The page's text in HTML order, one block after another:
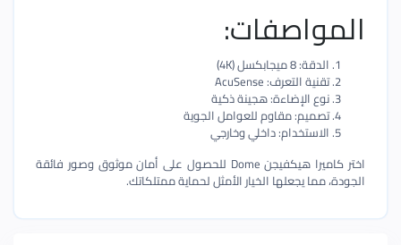
المواصفات:
الدقة: 8 ميجابكسل (4K)
تقنية التعرف: AcuSense
نوع الإضاءة: هجينة ذكية
تصميم: مقاوم للعوامل الجوية
الاستخدام: داخلي وخارجي
اختر كاميرا هيكفيجن Dome للحصول على أمان موثوق وصور فائقة
الجودة، مما يجعلها الخيار الأمثل لحماية ممتلكاتك.